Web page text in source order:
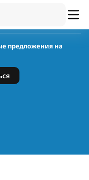
предложения на